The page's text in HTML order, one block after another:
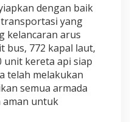
dengan baik
yang
kelancaran arus
bus, 772 kapal laut,
unit kereta api siap
telah melakukan
semua armada
aman untuk